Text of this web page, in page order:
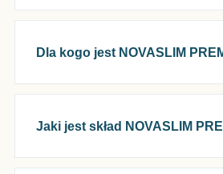
Dla kogo jest NOVASLIM
Jaki jest skład NOVASLIM